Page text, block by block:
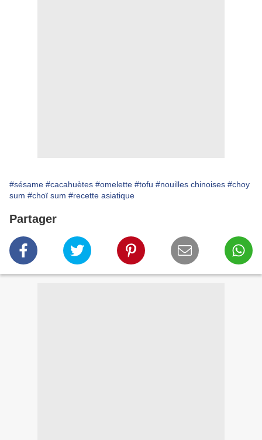
#sésame #cacahuètes #omelette #tofu #nouilles chinoises #choy
sum #choï sum #recette asiatique
Partager